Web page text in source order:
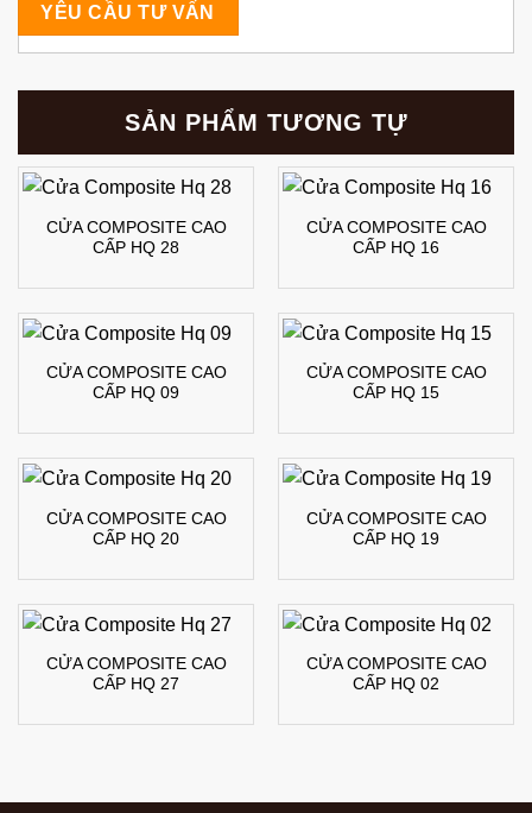
SẢN PHẨM TƯƠNG TỰ
CỬA COMPOSITE CAO
CẤP HQ 28
CỬA COMPOSITE CAO
CẤP HQ 16
CỬA COMPOSITE CAO
CẤP HQ 09
CỬA COMPOSITE CAO
CẤP HQ 15
CỬA COMPOSITE CAO
CẤP HQ 20
CỬA COMPOSITE CAO
CẤP HQ 19
CỬA COMPOSITE CAO
CẤP HQ 27
CỬA COMPOSITE CAO
CẤP HQ 02